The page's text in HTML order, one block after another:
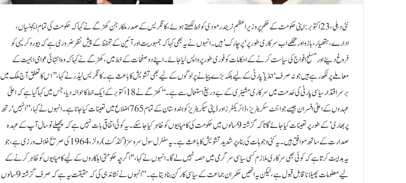
نئی دہلی، 23 اکتوبر:اپنی حکومت کے حکم پر وزیر اعظم نریندر مودی کو خط لکھتے ہوئے، کانگریس کے صدر ملکارجن کھڑگے نے کہا کہ حکومت کی تمام ایجنسیاں،
ادارے، ہتھیار، بازو اور محکمے اب سرکاری طور پر ‘پرچارک’ ہیں۔ انہوں نے یہ بھی کہا کہ جمہوریت اور آئین کے تحفظ کے پیش نظر ضروری ہے کہ بیوروکریسی کو
فروغ دینے اور مسلح افواج کی سیاست کرنے کے احکامات کو فوری طور پر واپس لیا جائے۔ اپنے دو صفحات کے خط میں، کھڑگے نے کہا کہ وہ انتہائی عوامی اہمیت کے
معاملے پر لکھ رہے ہیں جو نہ صرف ‘انڈیا’ پارٹی کے لیے بلکہ بڑے پیمانے پر لوگوں کے لیے بھی تشویش کا باعث ہے۔ کانگریس لیڈر نے کہا، ’’اس کا تعلق آج ملک میں
برسراقتدار سیاسی پارٹی کی خدمت میں سرکاری مشینری کے بے دریغ استعمال سے ہے۔‘‘ کھڑگے نے 18 اکتوبر کے ایک خط کا حوالہ دیا، جس میں کہا گیا ہے کہ اعلیٰ
عہدوں کے اعلیٰ افسران جیسے جوائنٹ سکریٹریز، ڈائریکٹرز اور ڈپٹی سیکریٹریز کو ہندوستان کے تمام 765 اضلاع میں تعینات کیا جانا ہے۔ انہوں نے کہا، ”انہیں ‘رتھ
پربھاری’ کے طور پر تعینات کیا جائے گا تاکہ گزشتہ 9 سالوں میں حکومت کی کامیابیوں کو ظاہر کیا جا سکے۔ یہ کوئی اتفاقی بات نہیں ہے کہ پچھلے نو سال آپ کے عہدہ
صدارت کے ساتھ موافق ہیں۔ یہ کئی وجوہات کی بناء پر شدید تشویش کا باعث ہے۔ یہ سنٹرل سول سروسز (کنڈکٹ) رولز، 1964 کی صریح خلاف ورزی ہے، جو
یہ ہدایت کرتا ہے کہ کوئی بھی سرکاری ملازم کسی سیاسی سرگرمی میں حصہ نہیں لے گا۔ انہوں نے کہا، "اگرچہ حکومتی اہلکاروں کے لیے کامیابیوں کو ظاہر کرنے کے
لیے معلومات پھیلانا قابل قبول ہے، لیکن یہ انھیں حکمران جماعت کے سیاسی کارکن بنا دیتا ہے۔” انہوں نے نشاندہی کی کہ حقیقت یہ ہے کہ صرف گزشتہ 9 سالوں